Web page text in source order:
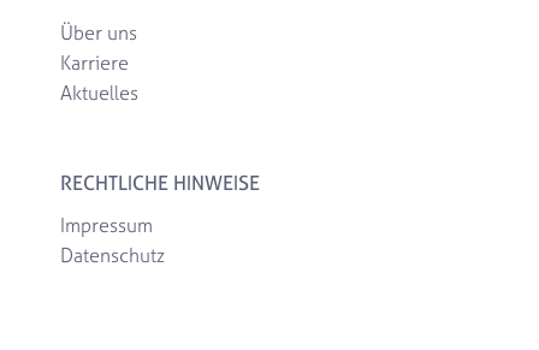
Über uns
Karriere
Aktuelles
RECHTLICHE HINWEISE
Impressum
Datenschutz